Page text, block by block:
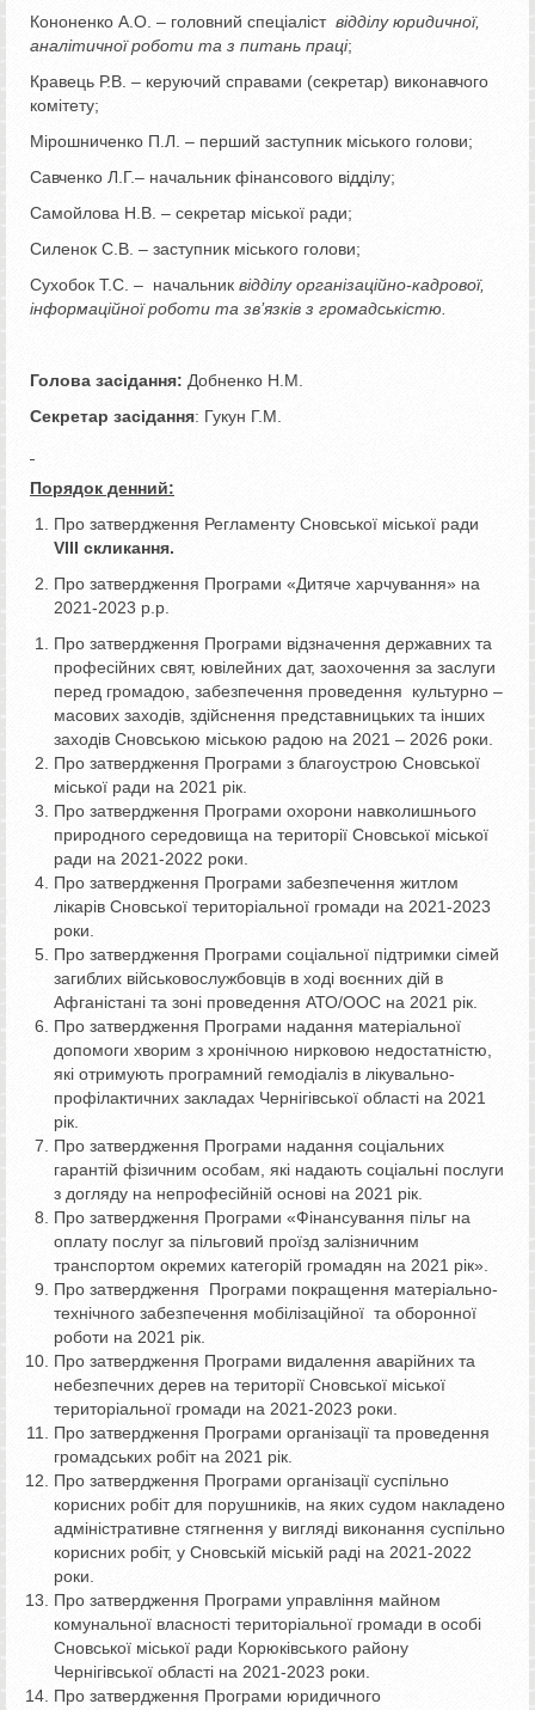
Кононенко А.О. – головний спеціаліст відділу юридичної,
аналітичної роботи та з питань праці;
Кравець Р.В. – керуючий справами (секретар) виконавчого
комітету;
Мірошниченко П.Л. – перший заступник міського голови;
Савченко Л.Г.– начальник фінансового відділу;
Самойлова Н.В. – секретар міської ради;
Силенок С.В. – заступник міського голови;
Сухобок Т.С. – начальник відділу організаційно-кадрової,
інформаційної роботи та зв’язків з громадськістю.
Голова засідання: Добненко Н.М.
Секретар засідання: Гукун Г.М.
Порядок денний:
Про затвердження Регламенту Сновської міської ради
VIІІ скликання.
Про затвердження Програми «Дитяче харчування» на
2021-2023 р.р.
Про затвердження Програми відзначення державних та
професійних свят, ювілейних дат, заохочення за заслуги
перед громадою, забезпечення проведення культурно –
масових заходів, здійснення представницьких та інших
заходів Сновською міською радою на 2021 – 2026 роки.
Про затвердження Програми з благоустрою Сновської
міської ради на 2021 рік.
Про затвердження Програми охорони навколишнього
природного середовища на території Сновської міської
ради на 2021-2022 роки.
Про затвердження Програми забезпечення житлом
лікарів Сновської територіальної громади на 2021-2023
роки.
Про затвердження Програми соціальної підтримки сімей
загиблих військовослужбовців в ході воєнних дій в
Афганістані та зоні проведення АТО/ООС на 2021 рік.
Про затвердження Програми надання матеріальної
допомоги хворим з хронічною нирковою недостатністю,
які отримують програмний гемодіаліз в лікувально-
профілактичних закладах Чернігівської області на 2021
рік.
Про затвердження Програми надання соціальних
гарантій фізичним особам, які надають соціальні послуги
з догляду на непрофесійній основі на 2021 рік.
Про затвердження Програми «Фінансування пільг на
оплату послуг за пільговий проїзд залізничним
транспортом окремих категорій громадян на 2021 рік».
Про затвердження Програми покращення матеріально-
технічного забезпечення мобілізаційної та оборонної
роботи на 2021 рік.
Про затвердження Програми видалення аварійних та
небезпечних дерев на території Сновської міської
територіальної громади на 2021-2023 роки.
Про затвердження Програми організації та проведення
громадських робіт на 2021 рік.
Про затвердження Програми організації суспільно
корисних робіт для порушників, на яких судом накладено
адміністративне стягнення у вигляді виконання суспільно
корисних робіт, у Сновській міській раді на 2021-2022
роки.
Про затвердження Програми управління майном
комунальної власності територіальної громади в особі
Сновської міської ради Корюківського району
Чернігівської області на 2021-2023 роки.
Про затвердження Програми юридичного